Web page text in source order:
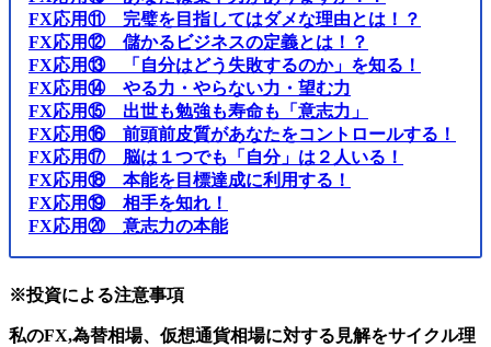
FX応用⑪ 完璧を目指してはダメな理由とは！？
FX応用⑫ 儲かるビジネスの定義とは！？
FX応用⑬ 「自分はどう失敗するのか」を知る！
FX応用⑭ やる力・やらない力・望む力
FX応用⑮ 出世も勉強も寿命も「意志力」
FX応用⑯ 前頭前皮質があなたをコントロールする！
FX応用⑰ 脳は１つでも「自分」は２人いる！
FX応用⑱ 本能を目標達成に利用する！
FX応用⑲ 相手を知れ！
FX応用⑳ 意志力の本能
※投資による注意事項
私のFX,為替相場、仮想通貨相場に対する見解をサイクル理